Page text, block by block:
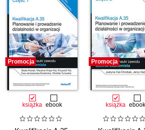
Promocja
książka ebook
Promocja
książka ebook